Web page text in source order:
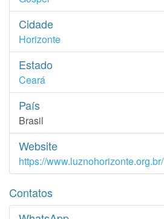
Cidade
Horizonte
Estado
Ceará
País
Brasil
Website
https://www.luznohorizonte.org.br/
Contatos